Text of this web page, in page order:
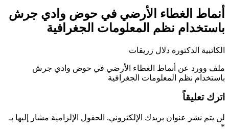
أنماط الغطاء الأرضي في حوض وادي جرش
باستخدام نظم المعلومات الجغرافية
الكاتبية الدكتورة دلال زريقات
ملف وورد عن أنماط الغطاء الأرضي في حوض وادي جرش
باستخدام نظم المعلومات الجغرافية
اترك تعليقاً
لن يتم نشر عنوان بريدك الإلكتروني. الحقول الإلزامية مشار إليها بـ
*